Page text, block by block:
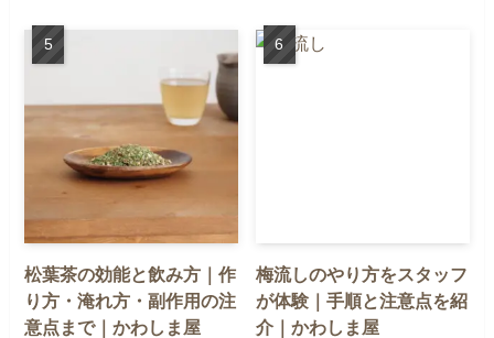
松葉茶の効能と飲み方｜作
り方・淹れ方・副作用の注
意点まで｜かわしま屋
梅流しのやり方をスタッフ
が体験｜手順と注意点を紹
介｜かわしま屋